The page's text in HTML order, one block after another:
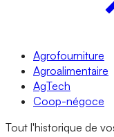
Agrofourniture
Agroalimentaire
AgTech
Coop-négoce
Tout l'historique de